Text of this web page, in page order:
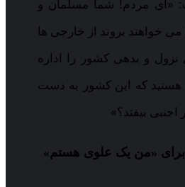
«ای مردم! شما مسلمان و
می خواهند بروند از خارجی ها
نزول و بدهی کشور را اداره
هستید که این کشور به دست
بیفتد؟»